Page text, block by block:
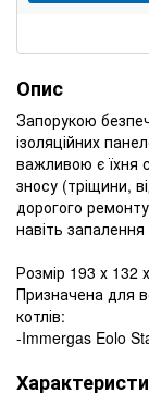
Опис
Запорукою
ізоляційних
важливою є їхня
зносу (тріщини,
дорогого
навіть
Розмір 193 х 132
Призначена для
котлів:
-Immergas Eolo